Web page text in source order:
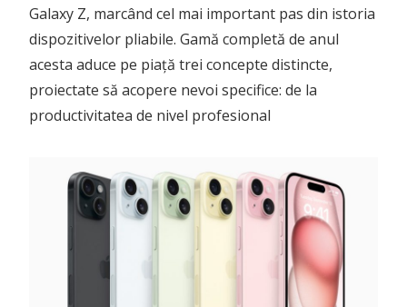
Galaxy Z, marcând cel mai important pas din istoria
dispozitivelor pliabile. Gamă completă de anul
acesta aduce pe piață trei concepte distincte,
proiectate să acopere nevoi specifice: de la
productivitatea de nivel profesional